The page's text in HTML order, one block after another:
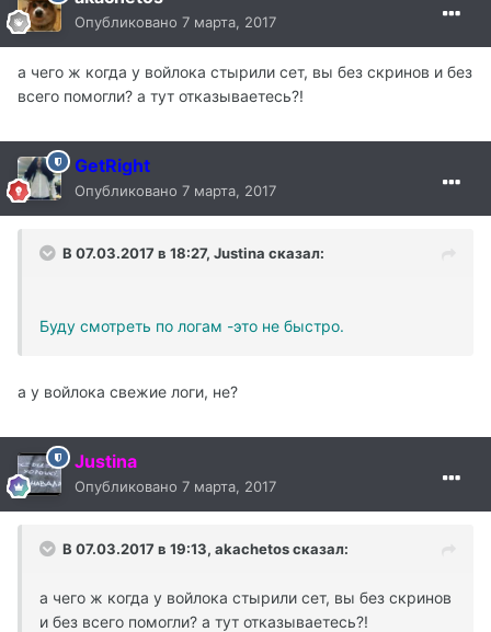
Опубликовано 7 марта, 2017
а чего ж когда у войлока стырили сет, вы без скринов и без
всего помогли? а тут отказываетесь?!
GetRight
Опубликовано 7 марта, 2017
В 07.03.2017 в 18:27, Justina сказал:
Буду смотреть по логам -это не быстро.
а у войлока свежие логи, не?
Justina
Опубликовано 7 марта, 2017
В 07.03.2017 в 19:13, akachetos сказал:
а чего ж когда у войлока стырили сет, вы без скринов
и без всего помогли? а тут отказываетесь?!